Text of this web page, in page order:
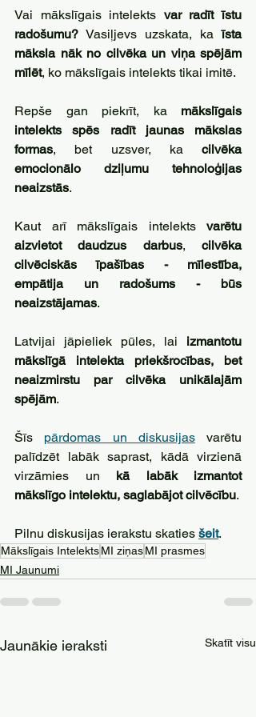
Vai mākslīgais intelekts var radīt īstu
radošumu? Vasiļjevs uzskata, ka īsta
māksla nāk no cilvēka un viņa spējām
mīlēt, ko mākslīgais intelekts tikai imitē.
Repše gan piekrīt, ka mākslīgais
intelekts spēs radīt jaunas mākslas
formas, bet uzsver, ka cilvēka
emocionālo dziļumu tehnoloģijas
neaizstās.
Kaut arī mākslīgais intelekts varētu
aizvietot daudzus darbus, cilvēka
cilvēciskās īpašības - mīlestība,
empātija un radošums - būs
neaizstājamas.
Latvijai jāpieliek pūles, lai izmantotu
mākslīgā intelekta priekšrocības, bet
neaizmirstu par cilvēka unikālajām
spējām.
Šīs pārdomas un diskusijas varētu
palīdzēt labāk saprast, kādā virzienā
virzāmies un kā labāk izmantot
mākslīgo intelektu, saglabājot cilvēcību.
Pilnu diskusijas ierakstu skaties šeit.
Mākslīgais IntelektsMI ziņasMI prasmes
MI Jaunumi
Jaunākie ieraksti Skatīt visu